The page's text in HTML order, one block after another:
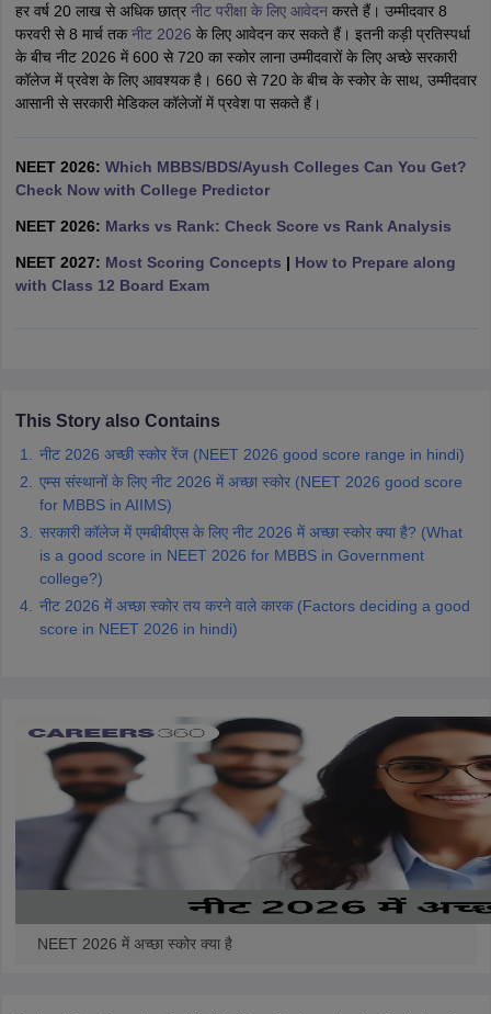
NEET PG Counselling
NEET MDS Cutoff
Cutoff
in IndiaMDS Colleges in India
Year Question Paper
हर वर्ष 20 लाख से अधिक छात्र नीट परीक्षा के लिए आवेदनकरते हैं। उम्मीदवार 8
फरवरी से 8 मार्च तकनीट 2026 के लिए आवेदन कर सकते हैं। इतनी कड़ी प्रतिस्पर्धा
के बीच नीट 2026 में 600 से 720 का स्कोर लाना उम्मीदवारों के लिए अच्छे सरकारी
कॉलेज में प्रवेश के लिए आवश्यक है। 660 से 720 के बीच के स्कोर के साथ, उम्मीदवार
आसानी से सरकारी मेडिकल कॉलेजों में प्रवेश पा सकते हैं।
NEET 2026: Which MBBS/BDS/Ayush Colleges Can You Get?
Check Now with College Predictor
NEET 2026: Marks vs Rank: Check Score vs Rank Analysis
NEET 2027: Most Scoring Concepts | How to Prepare along
with Class 12 Board Exam
This Story also Contains
नीट 2026 अच्छी स्कोर रेंज (NEET 2026 good score range in hindi)
एम्स संस्थानों के लिए नीट 2026 में अच्छा स्कोर (NEET 2026 good score
for MBBS in AIIMS)
सरकारी कॉलेज में एमबीबीएस के लिए नीट 2026 में अच्छा स्कोर क्या है? (What
is a good score in NEET 2026 for MBBS in Government
college?)
नीट 2026 में अच्छा स्कोर तय करने वाले कारक (Factors deciding a good
score in NEET 2026 in hindi)
NEET 2026 में अच्छा स्कोर क्या है